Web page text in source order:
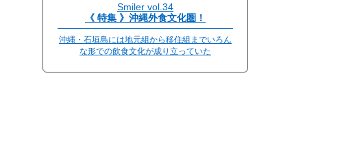
Smiler vol.34
《 特集 》沖縄外食文化圏！
沖縄・石垣島には地元組から移住組までいろん
な形での飲食文化が成り立っていた